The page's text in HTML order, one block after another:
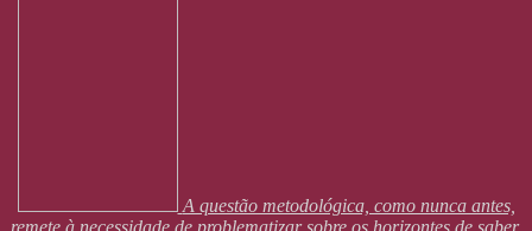
A questão metodológica, como nunca antes,
remete à necessidade de problematizar sobre os horizontes de saber,